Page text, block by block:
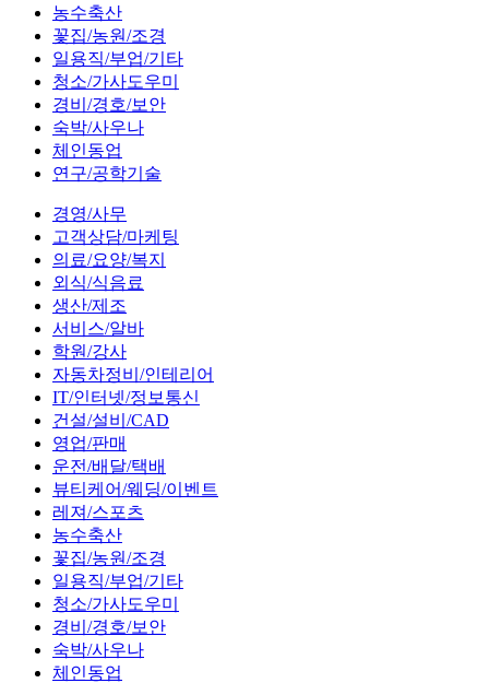
농수축산
꽃집/농원/조경
일용직/부업/기타
청소/가사도우미
경비/경호/보안
숙박/사우나
체인동업
연구/공학기술
경영/사무
고객상담/마케팅
의료/요양/복지
외식/식음료
생산/제조
서비스/알바
학원/강사
자동차정비/인테리어
IT/인터넷/정보통신
건설/설비/CAD
영업/판매
운전/배달/택배
뷰티케어/웨딩/이벤트
레져/스포츠
농수축산
꽃집/농원/조경
일용직/부업/기타
청소/가사도우미
경비/경호/보안
숙박/사우나
체인동업